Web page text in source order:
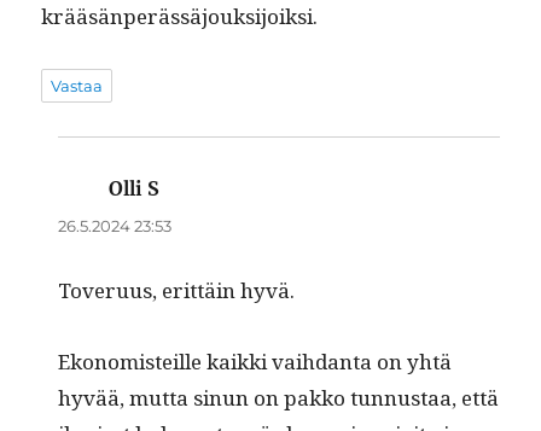
krääsänperässäjouksijoiksi.
Vastaa
Olli S
26.5.2024 23:53
Toveru­us, erit­täin hyvä.
Ekon­o­mis­teille kaik­ki vai­h­dan­ta on yhtä
hyvää, mut­ta sin­un on pakko tun­nus­taa, että